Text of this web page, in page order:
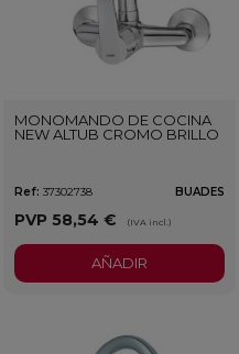
MONOMANDO DE COCINA
NEW ALTUB CROMO BRILLO
Ref: 37302738 BUADES
PVP 58,54 € (IVA incl.)
AÑADIR